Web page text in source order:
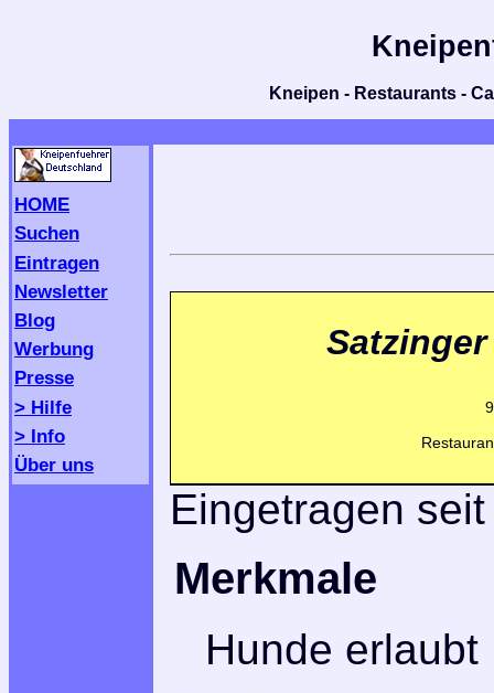
Kneipen - Restaurants -
HOME
Suchen
Eintragen
Newsletter
Blog
Werbung
Presse
> Hilfe
> Info
Über uns
Eingetragen
Merkmale
Hunde erlaubt